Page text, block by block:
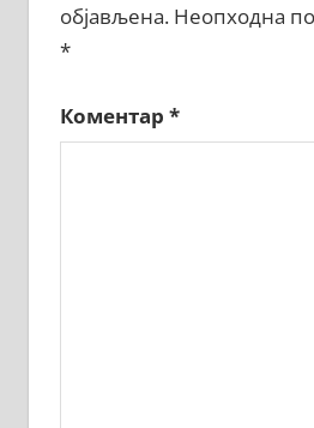
објављена. Неопходна
*
Коментар *